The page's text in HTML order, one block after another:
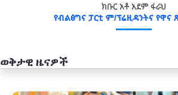
ክቡር አቶ አደም ፋራህ
የብልፅግና ፓርቲ ም/ፕሬዚዳንትና የዋና
ወቅታዊ ዜናዎች